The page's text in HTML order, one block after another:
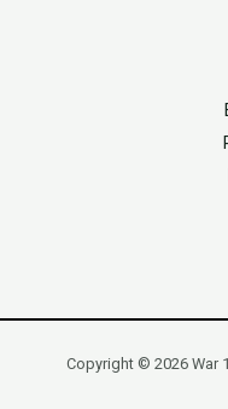
Copyright © 2026 War